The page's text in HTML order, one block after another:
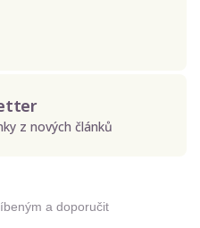
z nových článků
a doporučit